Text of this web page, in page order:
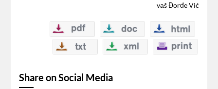
vаš Đorđe Vić
Share on Social Media